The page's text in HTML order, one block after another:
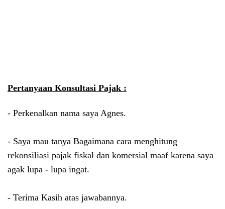
Pertanyaan Konsultasi Pajak :
- Perkenalkan nama saya Agnes.
- Saya mau tanya Bagaimana cara menghitung
rekonsiliasi pajak fiskal dan komersial maaf karena saya
agak lupa - lupa ingat.
- Terima Kasih atas jawabannya.